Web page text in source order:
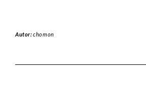
Autor:chomon